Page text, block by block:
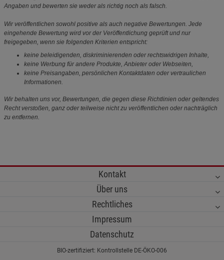
Angaben und bewerten sie weder als richtig noch als falsch.
Wir veröffentlichen sowohl positive als auch negative Bewertungen. Jede
eingehende Bewertung wird vor der Veröffentlichung geprüft und nur
freigegeben, wenn sie folgenden Kriterien entspricht:
keine beleidigenden, diskriminierenden oder rechtswidrigen Inhalte,
keine Werbung für andere Produkte, Anbieter oder Webseiten,
keine Preisangaben, persönlichen Kontaktdaten oder vertraulichen
Informationen.
Wir behalten uns vor, Bewertungen, die gegen diese Richtlinien oder geltendes
Recht verstoßen, ganz oder teilweise nicht zu veröffentlichen oder nachträglich
zu entfernen.
Kontakt
Über uns
Rechtliches
Impressum
Datenschutz
BIO-zertifiziert: Kontrollstelle DE-ÖKO-006